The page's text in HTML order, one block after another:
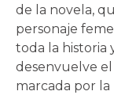
de la novela,
personaje
toda la historia
desenvuelve el
marcada por la